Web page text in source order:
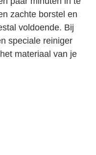
zachte borstel en
voldoende. Bij
speciale reiniger
materiaal van je